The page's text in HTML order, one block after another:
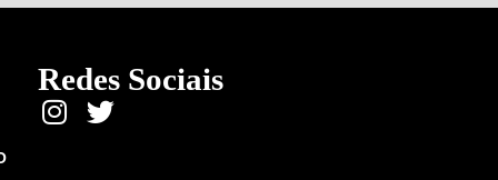
Redes Sociais